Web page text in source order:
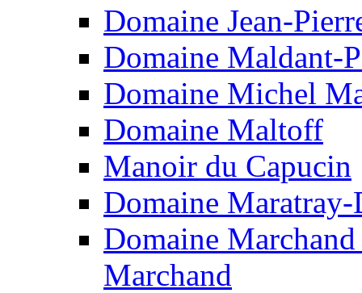
Domaine Jean-
Domaine Maldant-
Domaine Michel
Domaine Maltoff
Manoir du Capucin
Domaine
Domaine
Marchand